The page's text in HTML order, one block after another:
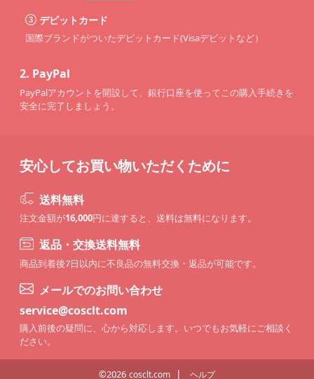
デビットカード
国際ブランドがついたデビットカード(Visaデビットなど）
2. PayPal
PayPalアカウントを開設して、銀行口座を使ってこの購入手続きを
安全に完了しましょう。
安心してお買い物いただくために
送料無料
注文金額が16,000円に達すると、送料は無料になります。
返品・交換送料無料
商品到着後7日以内に不良品の無料交換・返品が可能です。
メールでのお問い合わせ
service@cosclt.com
購入前後の疑問に、心から対応します。いつでもお気軽にご相談く
ださい。
©2026 cosclt.com | ヘルプ